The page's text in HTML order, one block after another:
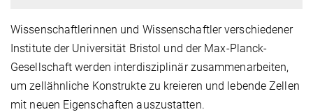
Wissenschaftlerinnen und Wissenschaftler verschiedener
Institute der Universität Bristol und der Max-Planck-
Gesellschaft werden interdisziplinär zusammenarbeiten,
um zellähnliche Konstrukte zu kreieren und lebende Zellen
mit neuen Eigenschaften auszustatten.